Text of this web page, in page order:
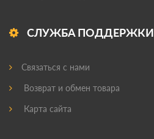
СЛУЖБА ПОДДЕРЖКИ
Связаться с нами
Возврат и обмен товара
Карта сайта